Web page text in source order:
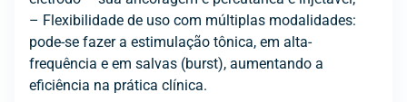
– Flexibilidade de uso com múltiplas modalidades:
pode-se fazer a estimulação tônica, em alta-
frequência e em salvas (burst), aumentando a
eficiência na prática clínica.